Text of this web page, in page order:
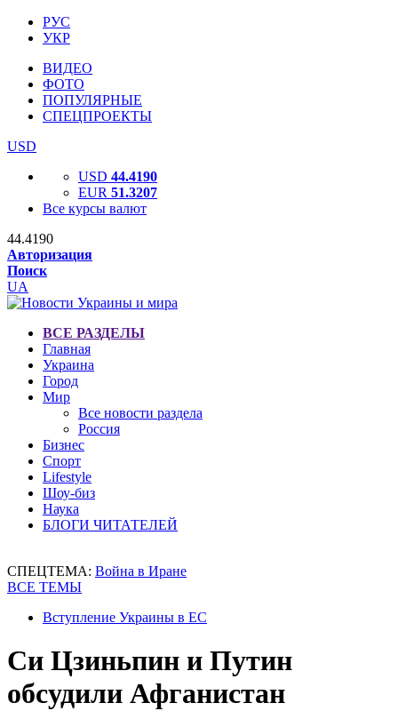
РУС
УКР
ВИДЕО
ФОТО
ПОПУЛЯРНЫЕ
СПЕЦПРОЕКТЫ
USD
USD 44.4190
EUR 51.3207
Все курсы валют
44.4190
Авторизация
Поиск
UA
ВСЕ РАЗДЕЛЫ
Главная
Украина
Город
Мир
Все новости раздела
Россия
Бизнес
Спорт
Lifestyle
Шоу-биз
Наука
БЛОГИ ЧИТАТЕЛЕЙ
СПЕЦТЕМА: Война в Иране
ВСЕ ТЕМЫ
Вступление Украины в ЕС
Си Цзиньпин и Путин
обсудили Афганистан